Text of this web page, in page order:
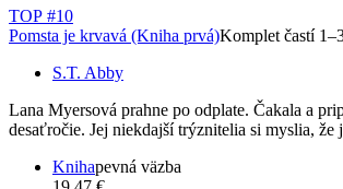
TOP #10
Pomsta je krvavá (Kniha prvá)Komplet častí
S.T. Abby
Lana Myersová prahne po odplate. Čakala a
desaťročie. Jej niekdajší trýznitelia si myslia, že
Knihapevná väzba